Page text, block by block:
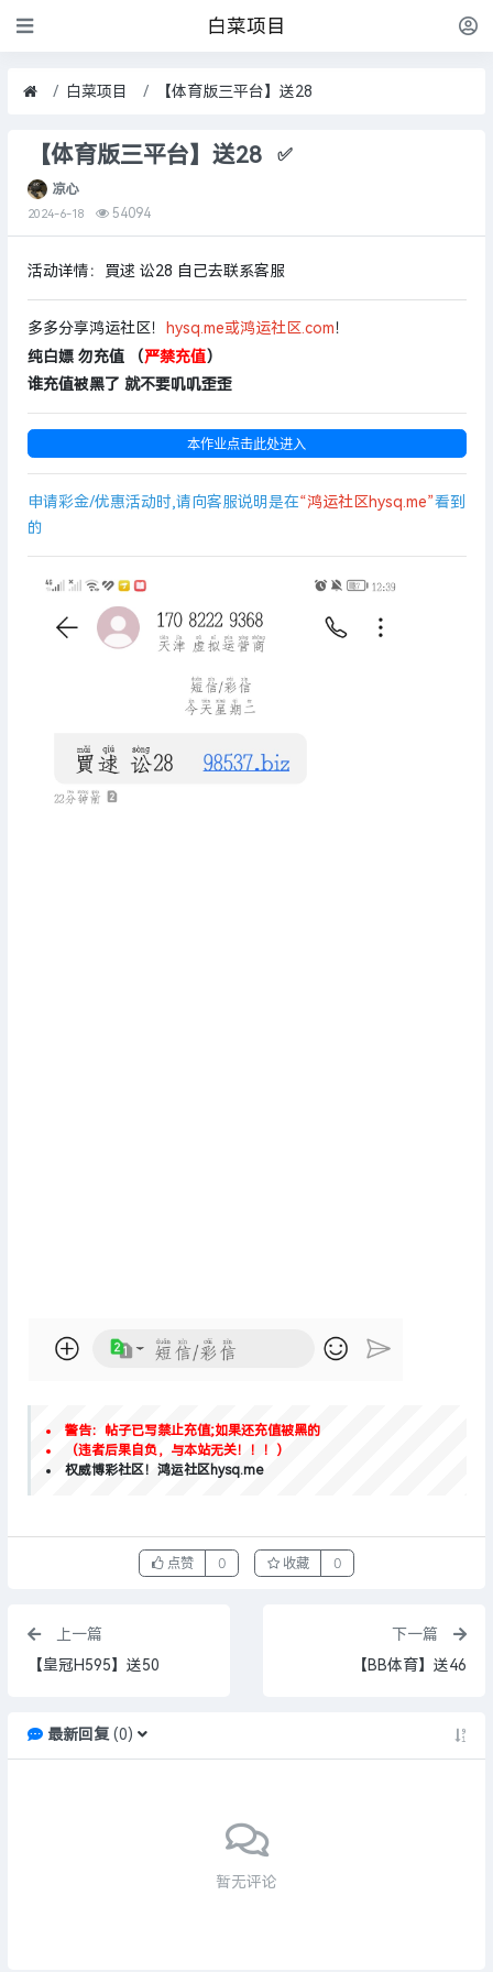
白菜项目
白菜项目 【体育版三平台】送28
【体育版三平台】送28 ✅
凉心
2024-6-18 54094
活动详情： 買逑 讼28 自己去联系客服
多多分享鸿运社区！ hysq.me或鸿运社区.com ！
纯白嫖 勿充值 （ 严禁充值）
谁充值被黑了 就不要叽叽歪歪
本作业点击此处进入
申请彩金/优惠活动时,请向客服说明是在“鸿运社区hysq.me”看到
的
警告：帖子已写禁止充值;如果还充值被黑的
（违者后果自负，与本站无关！！！）
权威博彩社区！鸿运社区hysq.me
点赞 0 收藏 0
上一篇
【皇冠H595】送50
下一篇
【BB体育】送46
最新回复(0)
暂无评论